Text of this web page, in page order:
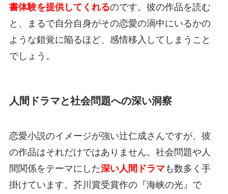
書体験を提供してくれるのです。彼の作品を読む
と、まるで自分自身がその恋愛の渦中にいるかの
ような錯覚に陥るほど、感情移入してしまうこと
でしょう。
人間ドラマと社会問題への深い洞察
恋愛小説のイメージが強い辻仁成さんですが、彼
の作品はそれだけではありません。社会問題や人
間関係をテーマにした深い人間ドラマ も数多く手
掛けています。芥川賞受賞作の『海峡の光』で